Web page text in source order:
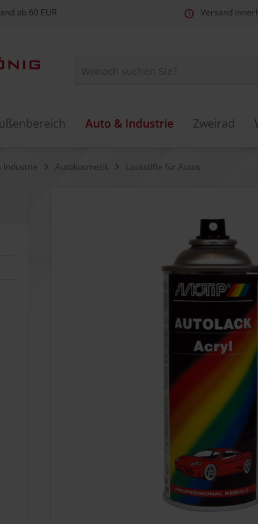
ab 60 EUR Versand
Auto & Industrie Zweirad
Industrie Autokosmetik Lackstifte für Autos